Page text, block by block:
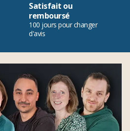
Satisfait ou
remboursé
100 jours pour changer
d'avis